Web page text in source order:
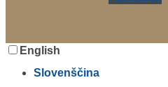
English
Slovenščina